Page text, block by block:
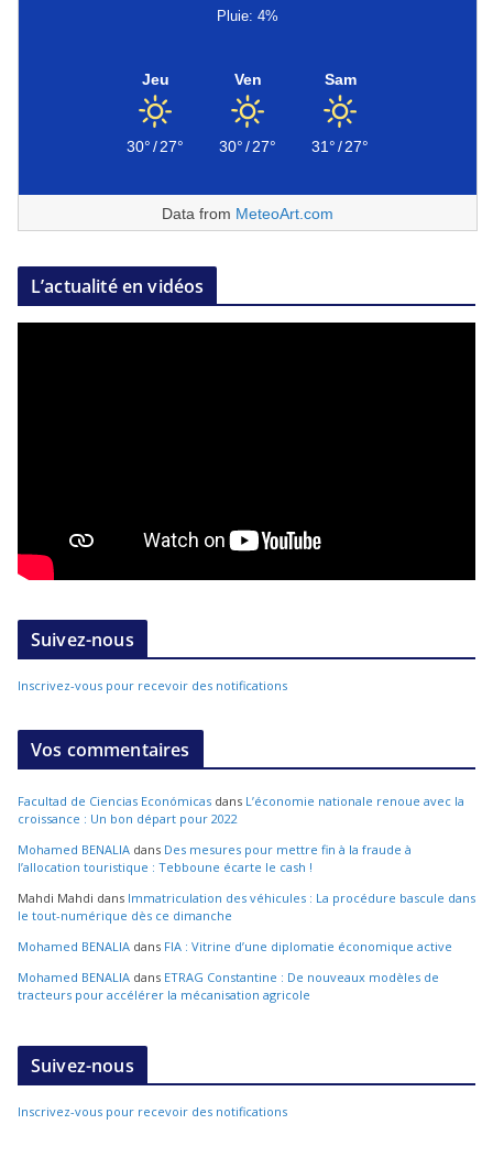
Pluie: 4%
Jeu
30°/27°
Ven
30°/27°
Sam
31°/27°
Data from MeteoArt.com
L’actualité en vidéos
Suivez-nous
Inscrivez-vous pour recevoir des notifications
Vos commentaires
Facultad de Ciencias Económicas dans L’économie nationale renoue avec la
croissance : Un bon départ pour 2022
Mohamed BENALIA dans Des mesures pour mettre fin à la fraude à
l’allocation touristique : Tebboune écarte le cash !
Mahdi Mahdi dans Immatriculation des véhicules : La procédure bascule dans
le tout-numérique dès ce dimanche
Mohamed BENALIA dans FIA : Vitrine d’une diplomatie économique active
Mohamed BENALIA dans ETRAG Constantine : De nouveaux modèles de
tracteurs pour accélérer la mécanisation agricole
Suivez-nous
Inscrivez-vous pour recevoir des notifications